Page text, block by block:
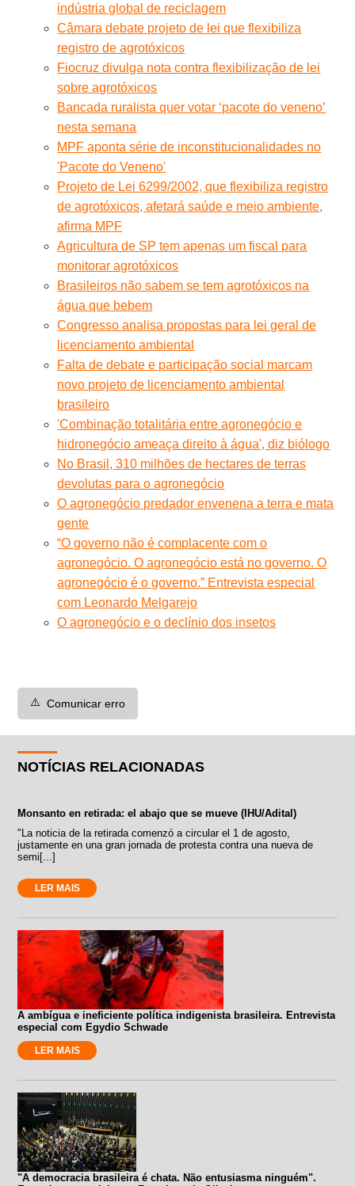
indústria global de reciclagem
Câmara debate projeto de lei que flexibiliza
registro de agrotóxicos
Fiocruz divulga nota contra flexibilização de lei
sobre agrotóxicos
Bancada ruralista quer votar ‘pacote do veneno’
nesta semana
MPF aponta série de inconstitucionalidades no
'Pacote do Veneno'
Projeto de Lei 6299/2002, que flexibiliza registro
de agrotóxicos, afetará saúde e meio ambiente,
afirma MPF
Agricultura de SP tem apenas um fiscal para
monitorar agrotóxicos
Brasileiros não sabem se tem agrotóxicos na
água que bebem
Congresso analisa propostas para lei geral de
licenciamento ambiental
Falta de debate e participação social marcam
novo projeto de licenciamento ambiental
brasileiro
'Combinação totalitária entre agronegócio e
hidronegócio ameaça direito à água', diz biólogo
No Brasil, 310 milhões de hectares de terras
devolutas para o agronegócio
O agronegócio predador envenena a terra e mata
gente
“O governo não é complacente com o
agronegócio. O agronegócio está no governo. O
agronegócio é o governo.” Entrevista especial
com Leonardo Melgarejo
O agronegócio e o declínio dos insetos
⚠️ Comunicar erro
NOTÍCIAS RELACIONADAS
Monsanto en retirada: el abajo que se mueve (IHU/Adital)
"La noticia de la retirada comenzó a circular el 1 de agosto,
justamente en una gran jornada de protesta contra una nueva de
semi[...]
LER MAIS
A ambígua e ineficiente política indigenista brasileira. Entrevista
especial com Egydio Schwade
LER MAIS
"A democracia brasileira é chata. Não entusiasma ninguém".